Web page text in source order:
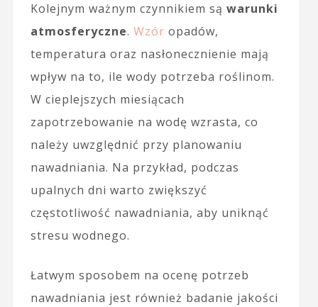
Kolejnym ważnym czynnikiem są warunki
atmosferyczne. Wzór opadów,
temperatura oraz nasłonecznienie mają
wpływ na to, ile wody potrzeba roślinom.
W cieplejszych miesiącach
zapotrzebowanie na wodę wzrasta, co
należy uwzględnić przy planowaniu
nawadniania. Na przykład, podczas
upalnych dni warto zwiększyć
częstotliwość nawadniania, aby uniknąć
stresu wodnego.
Łatwym sposobem na ocenę potrzeb
nawadniania jest również badanie jakości